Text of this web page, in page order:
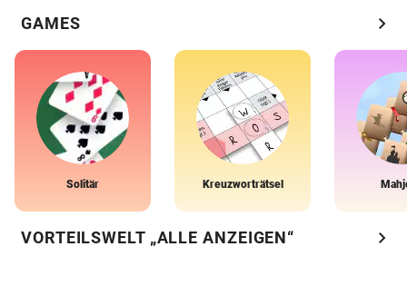
GAMES chevron_right
Solitär Kreuzworträtsel
VORTEILSWELT „ALLE ANZEIGEN“ chevron_right